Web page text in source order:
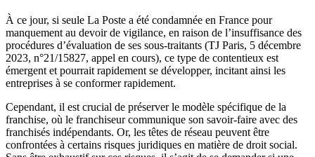
À ce jour, si seule La Poste a été condamnée en France pour
manquement au devoir de vigilance, en raison de l’insuffisance des
procédures d’évaluation de ses sous-traitants (TJ Paris, 5 décembre
2023, n°21/15827, appel en cours), ce type de contentieux est
émergent et pourrait rapidement se développer, incitant ainsi les
entreprises à se conformer rapidement.
Cependant, il est crucial de préserver le modèle spécifique de la
franchise, où le franchiseur communique son savoir-faire avec des
franchisés indépendants. Or, les têtes de réseau peuvent être
confrontées à certains risques juridiques en matière de droit social.